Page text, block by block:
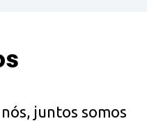
juntos somos